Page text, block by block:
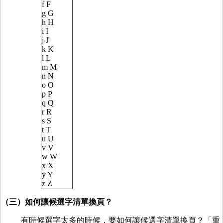
f F
g G
h H
i I
j J
k K
l L
m M
n N
o O
p P
q Q
r R
s S
t T
u U
v V
w W
x X
y Y
z Z
（三）如何讓候選字清單換頁？
有時候選字太多的時候，要如何讓候選字清單換頁？「重